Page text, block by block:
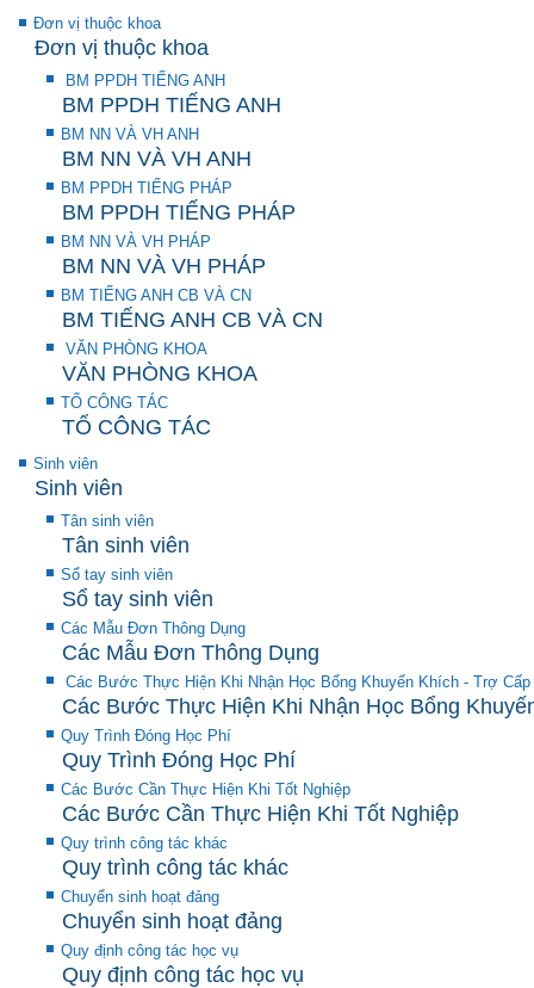
Đơn vị thuộc khoa
Đơn vị thuộc khoa
BM PPDH TIẾNG ANH
BM PPDH TIẾNG ANH
BM NN VÀ VH ANH
BM NN VÀ VH ANH
BM PPDH TIẾNG PHÁP
BM PPDH TIẾNG PHÁP
BM NN VÀ VH PHÁP
BM NN VÀ VH PHÁP
BM TIẾNG ANH CB VÀ CN
BM TIẾNG ANH CB VÀ CN
VĂN PHÒNG KHOA
VĂN PHÒNG KHOA
TỔ CÔNG TÁC
TỔ CÔNG TÁC
Sinh viên
Sinh viên
Tân sinh viên
Tân sinh viên
Sổ tay sinh viên
Sổ tay sinh viên
Các Mẫu Đơn Thông Dụng
Các Mẫu Đơn Thông Dụng
Các Bước Thực Hiện Khi Nhận Học Bổng Khuyến Khích - Trợ Cấp
Các Bước Thực Hiện Khi Nhận Học Bổng
Quy Trình Đóng Học Phí
Quy Trình Đóng Học Phí
Các Bước Cần Thực Hiện Khi Tốt Nghiệp
Các Bước Cần Thực Hiện Khi Tốt Nghiệp
Quy trình công tác khác
Quy trình công tác khác
Chuyển sinh hoạt đảng
Chuyển sinh hoạt đảng
Quy định công tác học vụ
Quy định công tác học vụ